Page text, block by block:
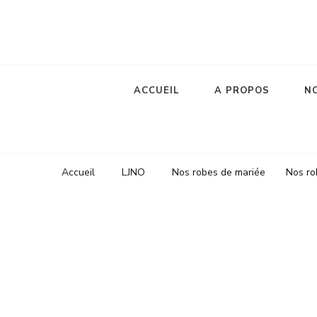
ACCUEIL A PROPOS
Accueil LJNO Nos robes de mariée Nos